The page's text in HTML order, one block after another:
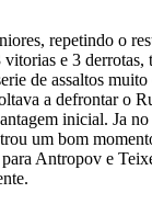
repetindo o
e 3
de assaltos
a defrontar o
inicial. Ja
um bom
Antropov e